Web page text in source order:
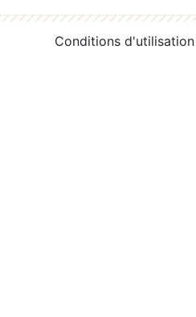
Conditions d'utilisation